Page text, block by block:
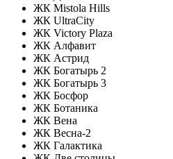
ЖК Mistola Hills
ЖК UltraCity
ЖК Victory Plaza
ЖК Алфавит
ЖК Астрид
ЖК Богатырь 2
ЖК Богатырь 3
ЖК Босфор
ЖК Ботаника
ЖК Вена
ЖК Весна-2
ЖК Галактика